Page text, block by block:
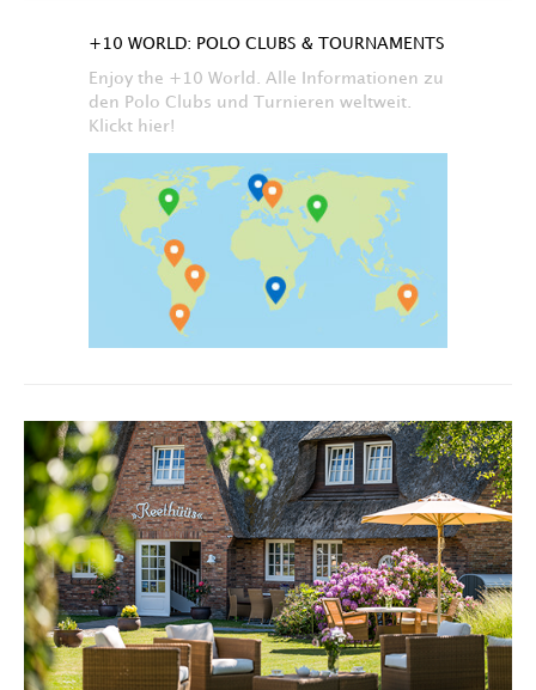
+10 WORLD: POLO CLUBS & TOURNAMENTS
Enjoy the +10 World. Alle Informationen zu
den Polo Clubs und Turnieren weltweit.
Klickt hier!